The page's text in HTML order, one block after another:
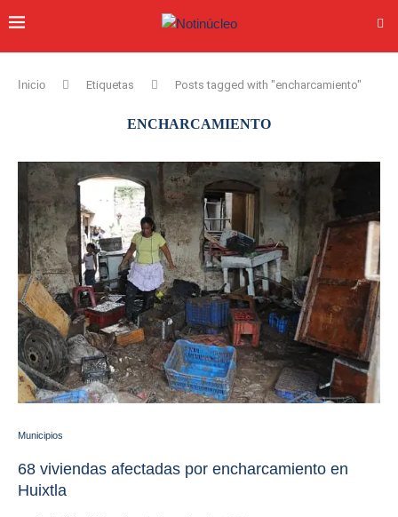
Inicio Etiquetas Posts tagged with "encharcamiento"
ENCHARCAMIENTO
Municipios
68 viviendas afectadas por encharcamiento en
Huixtla